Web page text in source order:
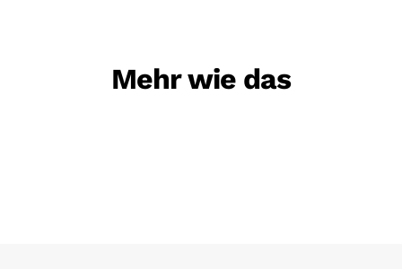
Mehr wie das